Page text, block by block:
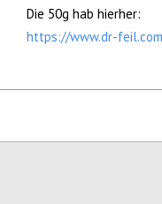
Risiken
nicht
Die 50g hab hierher:
https://www.dr-